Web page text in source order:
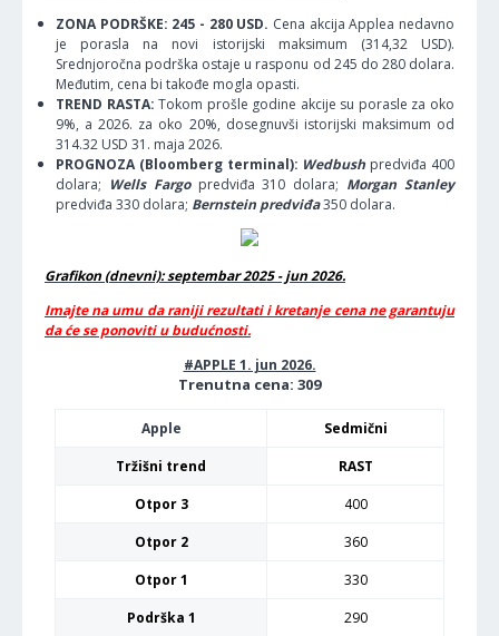
ZONA PODRŠKE: 245 - 280 USD. Cena akcija Applea nedavno
je porasla na novi istorijski maksimum (314,32 USD).
Srednjoročna podrška ostaje u rasponu od 245 do 280 dolara.
Međutim, cena bi takođe mogla opasti.
TREND RASTA: Tokom prošle godine akcije su porasle za oko
9%, a 2026. za oko 20%, dosegnuvši istorijski maksimum od
314.32 USD 31. maja 2026.
PROGNOZA (Bloomberg terminal): Wedbush predviđa 400
dolara; Wells Fargopredviđa 310 dolara; Morgan Stanley
predviđa 330 dolara; Bernstein predviđa350 dolara.
Grafikon (dnevni): septembar 2025 - jun 2026.
Imajte na umu da raniji rezultati i kretanje cena ne garantuju
da će se ponoviti u budućnosti.
#APPLE 1. jun 2026.
Trenutna cena: 309
Apple
Sedmični
Tržišni trend
RAST
Otpor 3
400
Otpor 2
360
Otpor 1
330
Podrška 1
290